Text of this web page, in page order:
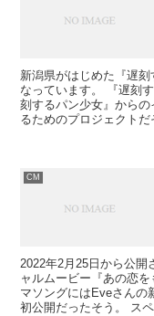
新潟県がはじめた『遅
なっています。 『遅刻
刻するパン少女』から
るためのプロジェクトだ
CM
2022年2月25日から公開
ャルムービー『あの恋
マソングにはEveさんの
初公開だったそう。 ス